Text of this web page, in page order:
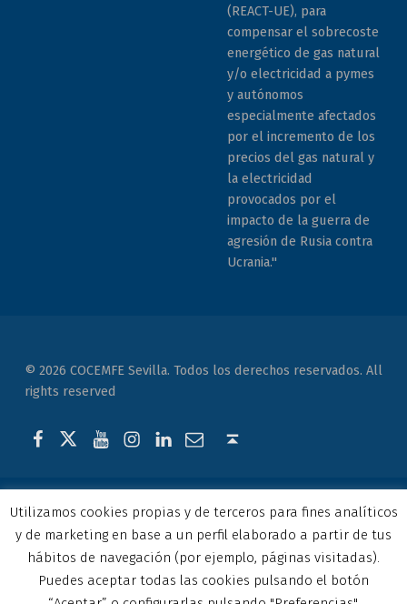
(REACT-UE), para
compensar el sobrecoste
energético de gas natural
y/o electricidad a pymes
y autónomos
especialmente afectados
por el incremento de los
precios del gas natural y
la electricidad
provocados por el
impacto de la guerra de
agresión de Rusia contra
Ucrania."
© 2026 COCEMFE Sevilla. Todos los derechos reservados. All
rights reserved
COCEMFE Sevilla en Facebook
COCEMFE Sevilla en TwitterCOCEMFE Sevilla en YoutubeCOCEMFE Sevilla en Instagram
COCEMFE Sevilla en Linkedin
Utilizamos cookies propias y de terceros para fines analíticos
y de marketing en base a un perfil elaborado a partir de tus
hábitos de navegación (por ejemplo, páginas visitadas).
Puedes aceptar todas las cookies pulsando el botón